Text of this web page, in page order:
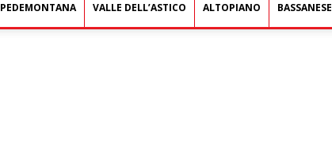
PEDEMONTANA VALLE DELL’ASTICO ALTOPIANO BASSANESE